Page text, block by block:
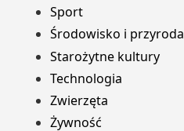
Sport
Środowisko i przyroda
Starożytne kultury
Technologia
Zwierzęta
Żywność